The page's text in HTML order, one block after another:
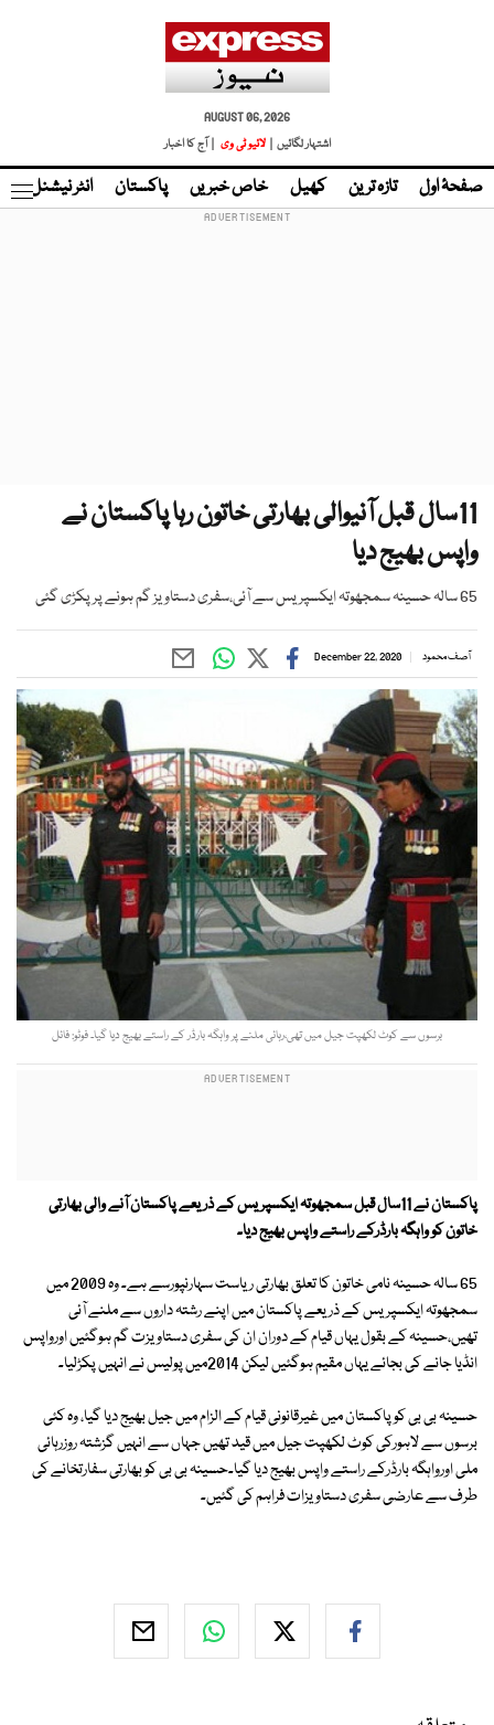
AUGUST 06, 2026
اشتہار لگائیں |
لائیو ٹی وی | آج کا اخبار
صفحۂ اول تازہ ترین کھیل خاص خبریں پاکستان انٹر نیشنل
11سال قبل آنیوالی بھارتی خاتون رہا پاکستان نے
واپس بھیج دیا
65 سالہ حسینہ سمجھوتہ ایکسپریس سے آئی،سفری دستاویز گم ہونے پر پکڑی گئی
آصف محمود December 22, 2020
برسوں سے کوٹ لکھپت جیل میں تھی،رہائی ملنے پر واہگہ بارڈر کے راستے بھیج دیا گیا۔ فوٹو: فائل
پاکستان نے 11سال قبل سمجھوتہ ایکسپریس کے ذریعے پاکستان آنے والی بھارتی
خاتون کو واہگہ بارڈرکے راستے واپس بھیج دیا۔
65 سالہ حسینہ نامی خاتون کا تعلق بھارتی ریاست سہارنپورسے ہے۔ وہ 2009 میں
سمجھوتہ ایکسپریس کے ذریعے پاکستان میں اپنے رشتہ داروں سے ملنے آئی
تھیں،حسینہ کے بقول یہاں قیام کے دوران ان کی سفری دستاویزت گم ہوگئیں اورواپس
انڈیا جانے کی بجائے یہاں مقیم ہوگئیں لیکن 2014میں پولیس نے انہیں پکڑلیا۔
حسینہ بی بی کوپاکستان میں غیرقانونی قیام کے الزام میں جیل بھیج دیا گیا، وہ کئی
برسوں سے لاہورکی کوٹ لکھپت جیل میں قید تھیں جہاں سے انہیں گزشتہ روزرہائی
ملی اورواہگہ بارڈرکے راستے واپس بھیج دیا گیا۔حسینہ بی بی کو بھارتی سفارتخانے کی
طرف سے عارضی سفری دستاویزات فراہم کی گئیں۔